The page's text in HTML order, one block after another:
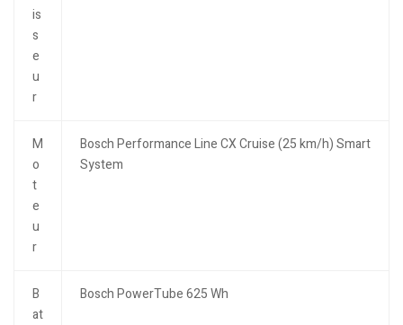
is
s
e
u
r
M
o
t
e
u
r
Bosch Performance Line CX Cruise (25 km/h) Smart
System
B
at
Bosch PowerTube 625 Wh